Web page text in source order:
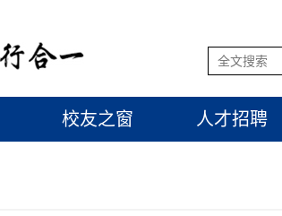
校友之窗 人才招聘